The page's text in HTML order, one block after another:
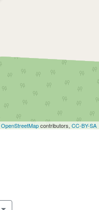
OpenStreetMapcontributors, CC-BY-SA